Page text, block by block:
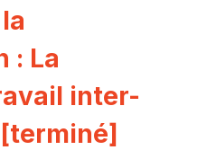
: La
inter-